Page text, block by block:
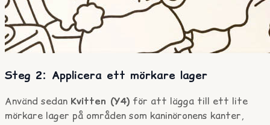
Steg 2: Applicera ett mörkare lager
Använd sedan Kvitten (Y4) för att lägga till ett lite
mörkare lager på områden som kaninöronens kanter,